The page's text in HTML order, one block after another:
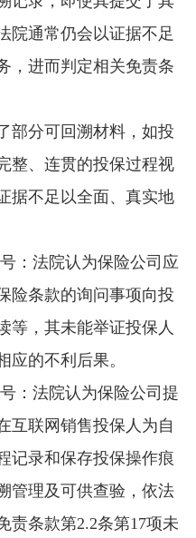
院通常仍会以证据不足
，进而判定相关免责条
部分可回溯材料，如投
整、连贯的投保过程视
据不足以全面、真实地
：法院认为保险公司应
险条款的询问事项向投
等，其未能举证投保人
应的不利后果。
：法院认为保险公司提
互联网销售投保人为自
记录和保存投保操作痕
管理及可供查验，依法
责条款第2.2条第17项未